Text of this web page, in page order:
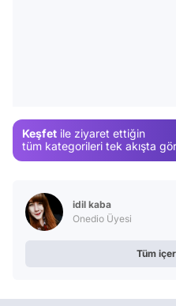
Keşfet ile ziyaret ettiğin
tüm kategorileri tek akışta
idil kaba
Onedio Üyesi
Tüm